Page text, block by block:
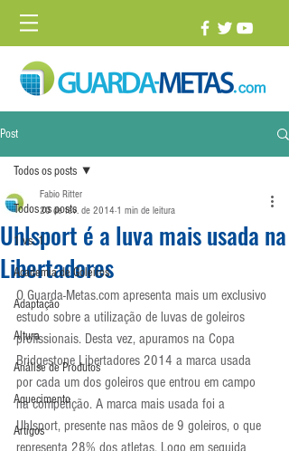
Post
Todos os posts
1 vs. 1
Academia de Goleiros
Adaptação
Altura
Análise de Produtos
Aquecimento
Artigos
Todos os posts
Uhlsport é a luva mais usada na
Libertadores
Fabio Ritter
20 de fev. de 2014 1 min de leitura
O Guarda-Metas.com apresenta mais um exclusivo
estudo sobre a utilização de luvas de goleiros
profissionais. Desta vez, apuramos na Copa
Bridgestone Libertadores 2014 a marca usada
por cada um dos goleiros que entrou em campo
na competição. A marca mais usada foi a
Uhlsport, presente nas mãos de 9 goleiros, o que
representa 28% dos atletas. Logo em seguida